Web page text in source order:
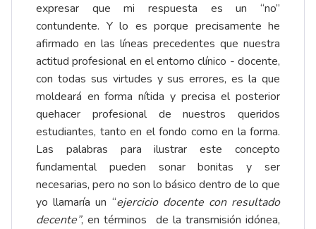
expresar que mi respuesta es un “no”
contundente. Y lo es porque precisamente he
afirmado en las líneas precedentes que nuestra
actitud profesional en el entorno clínico - docente,
con todas sus virtudes y sus errores, es la que
moldeará en forma nítida y precisa el posterior
quehacer profesional de nuestros queridos
estudiantes, tanto en el fondo como en la forma.
Las palabras para ilustrar este concepto
fundamental pueden sonar bonitas y ser
necesarias, pero no son lo básico dentro de lo que
yo llamaría un “ejercicio docente con resultado
decente”, en términos de la transmisión idónea,